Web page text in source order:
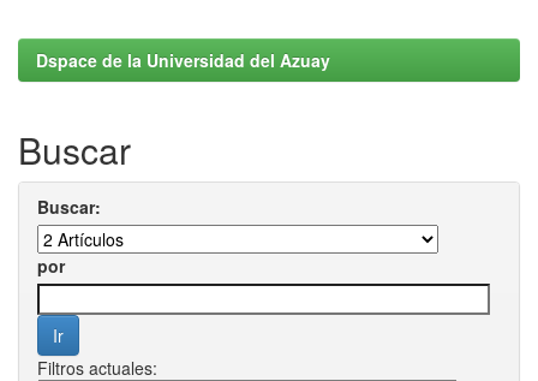
Dspace de la Universidad del Azuay
Buscar
Buscar:
por
Filtros actuales: